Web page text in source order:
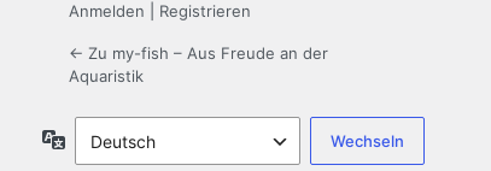
Anmelden Registrieren
← Zu my-fish – Aus Freude an der
Aquaristik
Sprache